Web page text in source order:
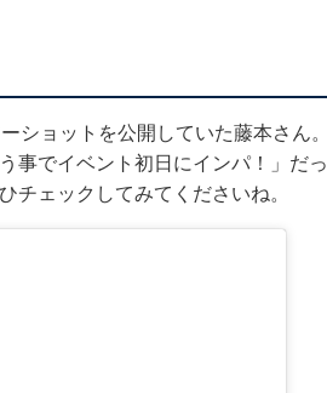
ショットを公開していた藤本さん。
事でイベント初日にインパ！」だっ
チェックしてみてくださいね。